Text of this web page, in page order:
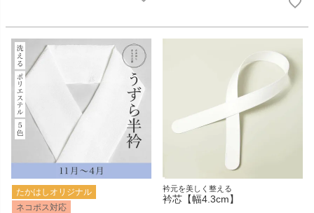
たかはしオリジナル
ネコポス対応
衿元を美しく整える
衿芯【幅4.3cm】